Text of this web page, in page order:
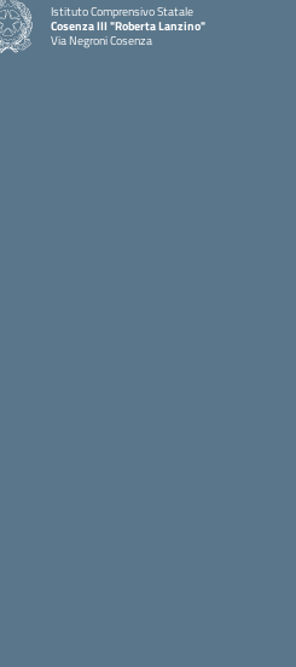
Istituto Comprensivo Statale
Cosenza III "Roberta Lanzino"
Via Negroni Cosenza
— Visita la pagina iniziale della scuola